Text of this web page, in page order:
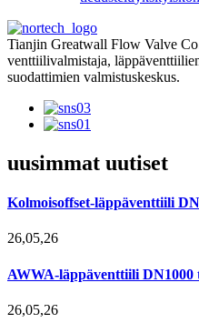
Tianjin Greatwall Flow Valve
venttiilivalmistaja,
suodattimien valmistuskeskus.
uusimmat uutiset
Kolmoisoffset-läppäventtiili
26,05,26
AWWA-läppäventtiili DN1000
26,05,26